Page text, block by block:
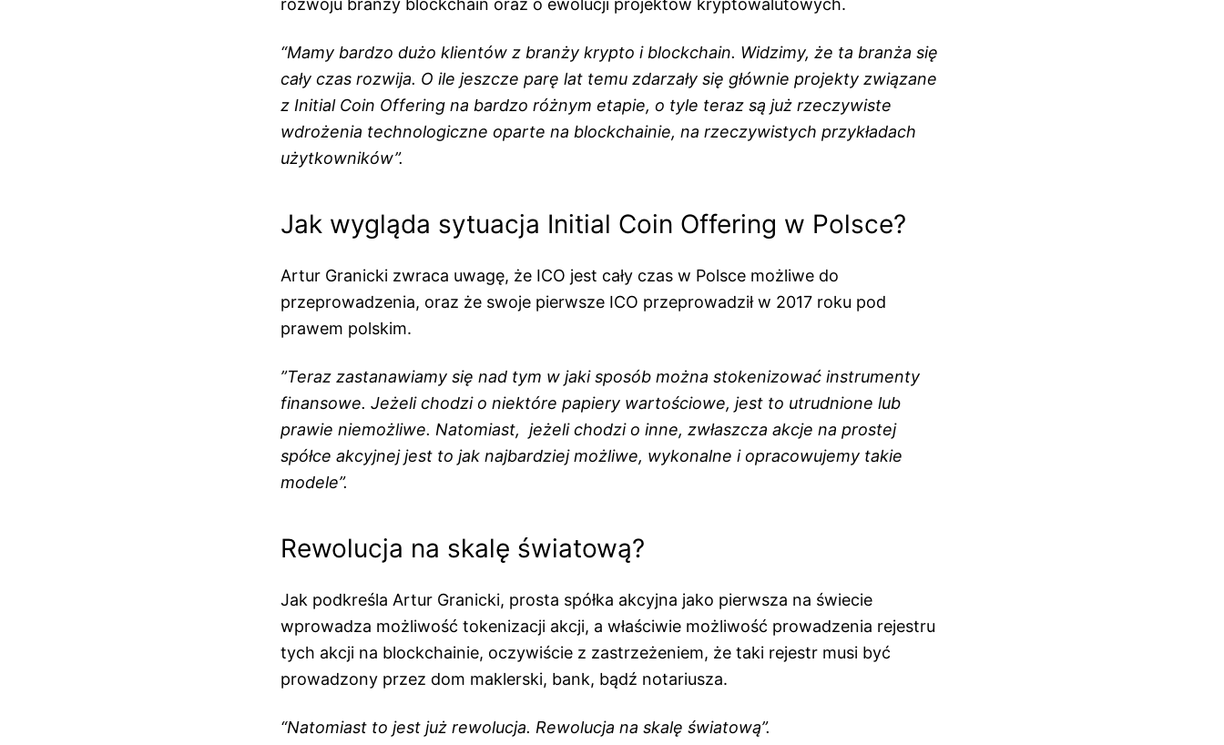
“Mamy bardzo dużo klientów z branży krypto i blockchain. Widzimy, że ta branża się
cały czas rozwija. O ile jeszcze parę lat temu zdarzały się głównie projekty związane
z Initial Coin Offering na bardzo różnym etapie, o tyle teraz są już rzeczywiste
wdrożenia technologiczne oparte na blockchainie, na rzeczywistych przykładach
użytkowników”.
Jak wygląda sytuacja Initial Coin Offering w Polsce?
Artur Granicki zwraca uwagę, że ICO jest cały czas w Polsce możliwe do
przeprowadzenia, oraz że swoje pierwsze ICO przeprowadził w 2017 roku pod
prawem polskim.
”Teraz zastanawiamy się nad tym w jaki sposób można stokenizować instrumenty
finansowe. Jeżeli chodzi o niektóre papiery wartościowe, jest to utrudnione lub
prawie niemożliwe. Natomiast, jeżeli chodzi o inne, zwłaszcza akcje na prostej
spółce akcyjnej jest to jak najbardziej możliwe, wykonalne i opracowujemy takie
modele”.
Rewolucja na skalę światową?
Jak podkreśla Artur Granicki, prosta spółka akcyjna jako pierwsza na świecie
wprowadza możliwość tokenizacji akcji, a właściwie możliwość prowadzenia rejestru
tych akcji na blockchainie, oczywiście z zastrzeżeniem, że taki rejestr musi być
prowadzony przez dom maklerski, bank, bądź notariusza.
“Natomiast to jest już rewolucja. Rewolucja na skalę światową”.